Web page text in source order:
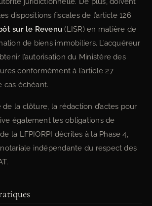
dispositions fiscales de l’article 126
sur le Revenu (LISR) en matière de
de biens immobiliers. L’acquéreur
l’autorisation du Ministère des
conformément à l’article 27
cas échéant.
la clôture, la rédaction d’actes pour
également les obligations de
la LFPIORPI décrites à la Phase 4,
indépendante du respect des